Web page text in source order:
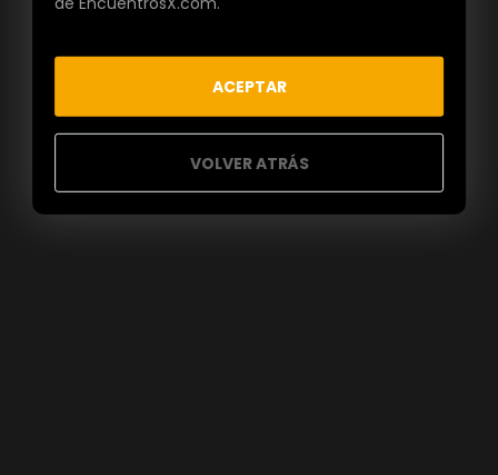
ACEPTAR
VOLVER ATRÁS